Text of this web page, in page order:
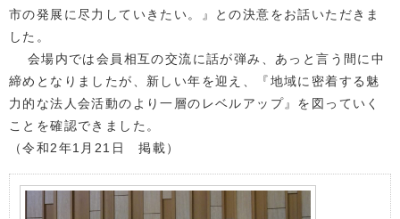
市の発展に尽力していきたい。』との決意をお話いただきま
した。
会場内では会員相互の交流に話が弾み、あっと言う間に中
締めとなりましたが、新しい年を迎え、『地域に密着する魅
力的な法人会活動のより一層のレベルアップ』を図っていく
ことを確認できました。
（令和2年1月21日 掲載）